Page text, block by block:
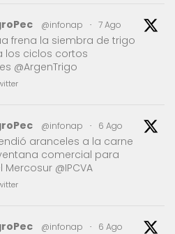
@infonap · 7 Ago
frena la siembra de trigo
los ciclos cortos
@ArgenTrigo
@infonap · 6 Ago
aranceles a la carne
comercial para
@IPCVA
@infonap · 6 Ago